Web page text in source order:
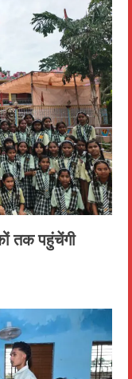
तक पहुंचेंगी